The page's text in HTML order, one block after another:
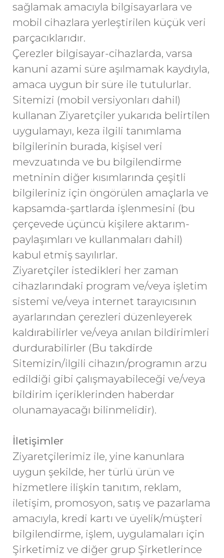
sağlamak amacıyla bilgisayarlara ve
mobil cihazlara yerleştirilen küçük veri
parçacıklarıdır.
Çerezler bilgisayar-cihazlarda, varsa
kanuni azami süre aşılmamak kaydıyla,
amaca uygun bir süre ile tutulurlar.
Sitemizi (mobil versiyonları dahil)
kullanan Ziyaretçiler yukarıda belirtilen
uygulamayı, keza ilgili tanımlama
bilgilerinin burada, kişisel veri
mevzuatında ve bu bilgilendirme
metninin diğer kısımlarında çeşitli
bilgileriniz için öngörülen amaçlarla ve
kapsamda-şartlarda işlenmesini (bu
çerçevede üçüncü kişilere aktarım-
paylaşımları ve kullanmaları dahil)
kabul etmiş sayılırlar.
Ziyaretçiler istedikleri her zaman
cihazlarındaki program ve/veya işletim
sistemi ve/veya internet tarayıcısının
ayarlarından çerezleri düzenleyerek
kaldırabilirler ve/veya anılan bildirimleri
durdurabilirler (Bu takdirde
Sitemizin/ilgili cihazın/programın arzu
edildiği gibi çalışmayabileceği ve/veya
bildirim içeriklerinden haberdar
olunamayacağı bilinmelidir).
İletişimler
Ziyaretçilerimiz ile, yine kanunlara
uygun şekilde, her türlü ürün ve
hizmetlere ilişkin tanıtım, reklam,
iletişim, promosyon, satış ve pazarlama
amacıyla, kredi kartı ve üyelik/müşteri
bilgilendirme, işlem, uygulamaları için
Şirketimiz ve diğer grup Şirketlerince